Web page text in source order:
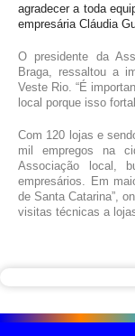
agradecer a toda
empresária Cláudia
O presidente da
Braga, ressaltou a
Veste Rio. “É
local porque isso
Com 120 lojas e
mil empregos na
Associação local,
empresários. Em
de Santa Catarina”,
visitas técnicas a